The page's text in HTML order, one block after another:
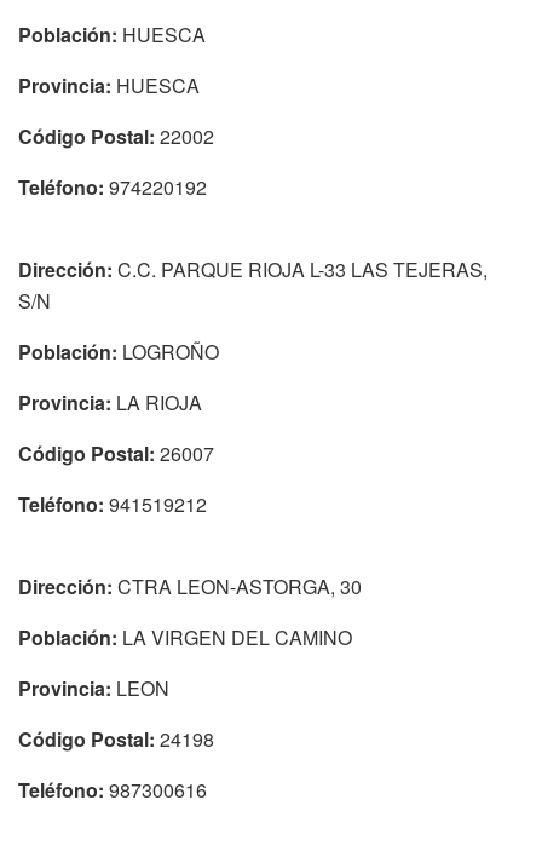
Población: HUESCA
Provincia: HUESCA
Código Postal: 22002
Teléfono: 974220192
Dirección: C.C. PARQUE RIOJA L-33 LAS TEJERAS,
S/N
Población: LOGROÑO
Provincia: LA RIOJA
Código Postal: 26007
Teléfono: 941519212
Dirección: CTRA LEON-ASTORGA, 30
Población: LA VIRGEN DEL CAMINO
Provincia: LEON
Código Postal: 24198
Teléfono: 987300616